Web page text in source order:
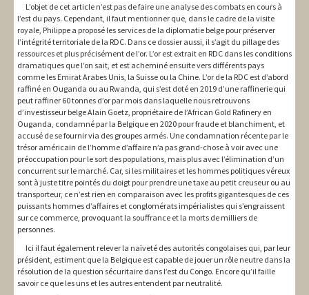
L’objet de cet article n’est pas de faire une analyse des combats en cours à
l’est du pays. Cependant, il faut mentionner que, dans le cadre de la visite
royale, Philippe a proposé les services de la diplomatie belge pour préserver
l’intégrité territoriale de la RDC. Dans ce dossier aussi, il s’agit du pillage des
ressources et plus précisément de l’or. L’or est extrait en RDC dans les conditions
dramatiques que l’on sait, et est acheminé ensuite vers différents pays
comme les Emirat Arabes Unis, la Suisse ou la Chine. L’or de la RDC est d’abord
raffiné en Ouganda ou au Rwanda, qui s’est doté en 2019 d’une raffinerie qui
peut raffiner 60 tonnes d’or par mois dans laquelle nous retrouvons
d’investisseur belge Alain Goetz, propriétaire de l’African Gold Rafinery en
Ouganda, condamné par la Belgique en 2020 pour fraude et blanchiment, et
accusé de se fournir via des groupes armés. Une condamnation récente par le
trésor américain de l’homme d’affaire n’a pas grand-chose à voir avec une
préoccupation pour le sort des populations, mais plus avec l’élimination d’un
concurrent sur le marché. Car, si les militaires et les hommes politiques véreux
sont à juste titre pointés du doigt pour prendre une taxe au petit creuseur ou au
transporteur, ce n’est rien en comparaison avec les profits gigantesques de ces
puissants hommes d’affaires et conglomérats impérialistes qui s’engraissent
sur ce commerce, provoquant la souffrance et la morts de milliers de
personnes.
Ici il faut également relever la naïveté des autorités congolaises qui, par leur
président, estiment que la Belgique est capable de jouer un rôle neutre dans la
résolution de la question sécuritaire dans l’est du Congo. Encore qu’il faille
savoir ce que les uns et les autres entendent par neutralité.